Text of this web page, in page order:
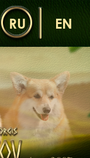
RU EN